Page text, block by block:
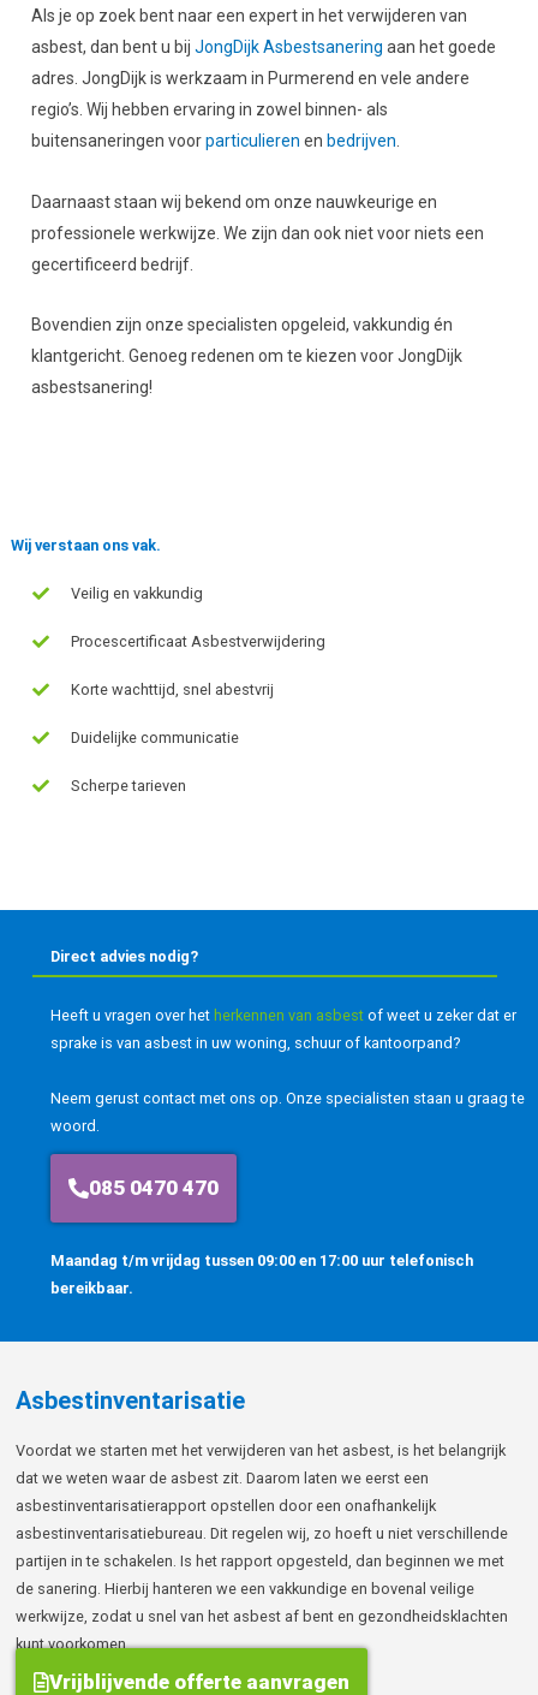
Als je op zoek bent naar een expert in het verwijderen van
asbest, dan bent u bij JongDijk Asbestsanering aan het goede
adres. JongDijk is werkzaam in Purmerend en vele andere
regio’s. Wij hebben ervaring in zowel binnen- als
buitensaneringen voorparticulieren en bedrijven.
Daarnaast staan wij bekend om onze nauwkeurige en
professionele werkwijze. We zijn dan ook niet voor niets een
gecertificeerd bedrijf.
Bovendien zijn onze specialisten opgeleid, vakkundig én
klantgericht. Genoeg redenen om te kiezen voor JongDijk
asbestsanering!
Wij verstaan ons vak.
Veilig en vakkundig
Procescertificaat Asbestverwijdering
Korte wachttijd, snel abestvrij
Duidelijke communicatie
Scherpe tarieven
Direct advies nodig?
Heeft u vragen over het herkennen van asbest of weet u zeker dat er
sprake is van asbest in uw woning, schuur of kantoorpand?
Neem gerust contact met ons op. Onze specialisten staan u graag te
woord.
085 0470 470
Maandag t/m vrijdag tussen 09:00 en 17:00 uur telefonisch
bereikbaar.
Asbestinventarisatie
Voordat we starten met het verwijderen van het asbest, is het belangrijk
dat we weten waar de asbest zit. Daarom laten we eerst een
asbestinventarisatierapport opstellen door een onafhankelijk
asbestinventarisatiebureau. Dit regelen wij, zo hoeft u niet verschillende
partijen in te schakelen. Is het rapport opgesteld, dan beginnen we met
de sanering. Hierbij hanteren we een vakkundige en bovenal veilige
werkwijze, zodat u snel van het asbest af bent en gezondheidsklachten
kunt voorkomen.
Vrijblijvende offerte aanvragen